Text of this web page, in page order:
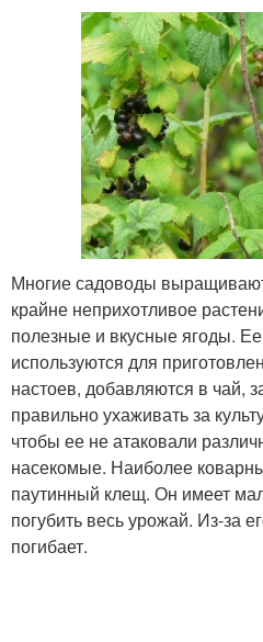
Многие садоводы
крайне неприхотливое
полезные и вкусные ягоды.
используются для
настоев, добавляются в чай,
правильно ухаживать за
чтобы ее не атаковали
насекомые. Наиболее
паутинный клещ. Он имеет
погубить весь урожай. Из-за
погибает.